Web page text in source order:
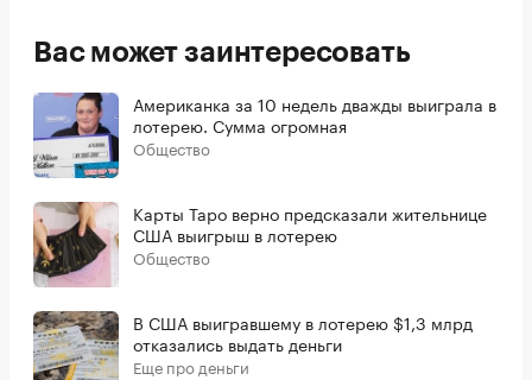
Вас может заинтересовать
Американка за 10 недель дважды выиграла в
лотерею. Сумма огромная
Общество
Карты Таро верно предсказали жительнице
США выигрыш в лотерею
Общество
В США выигравшему в лотерею $1,3 млрд
отказались выдать деньги
Еще про деньги